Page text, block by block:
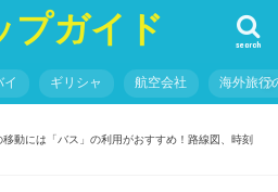
プガイド search
イ ギリシャ 航空会社 海外旅行
動には「バス」の利用がおすすめ！路線図、時刻